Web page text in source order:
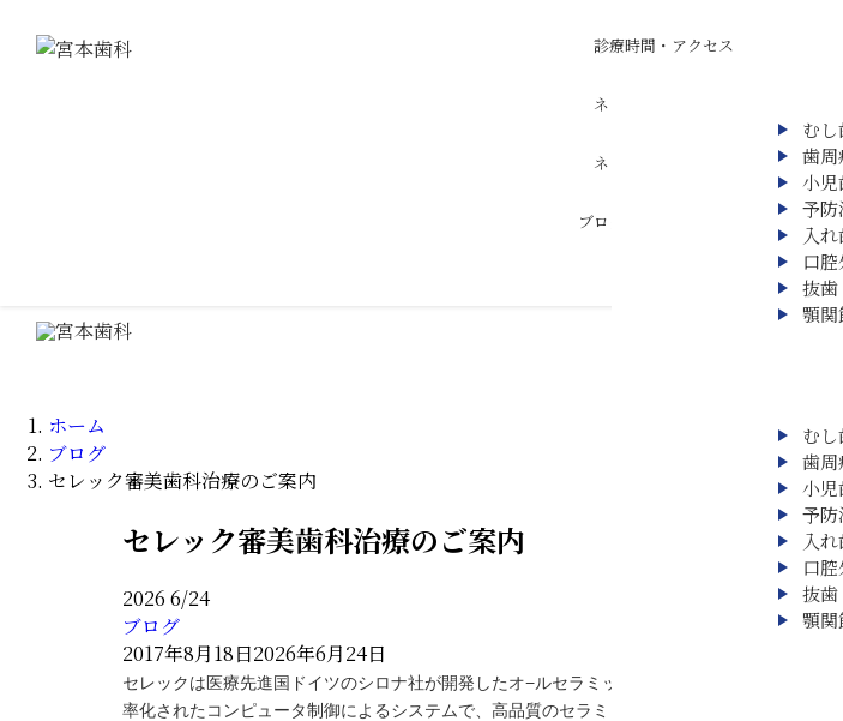
訪問診療
料金表
採用情報
む
歯周
小児
予防
入
口
抜歯
顎関
診療時間・アクセス
ネット相談
ネット予約
ブログ
む
歯周
小児
予防
入
口
抜歯
顎関
ホーム
ブログ
セレック審美歯科治療のご案内
セレック審美歯科治療のご案内
2026 6/24
ブログ
2017年8月18日2026年6月24日
セレックは医療先進国ドイツのシロナ社が開発したオ−ルセラミックスの人工歯（修復物）を
率化されたコンピュータ制御によるシステムで、高品質のセラミックス材を使用したインレ